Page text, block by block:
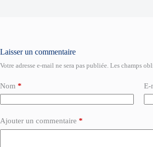
Laisser un commentaire
Votre adresse e-mail ne sera pas publiée. Les champs
Nom * E-
Ajouter un commentaire *